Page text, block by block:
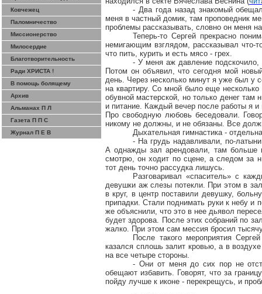
Ковчежец
Паломничество
Миссионерство
Милосердие
Благотворительность
Ради ХРИСТА !
В помощь болящему
Архив
Альманах П Л
Газета П П С
Журнал П Е В
- Два года назад знакомый
меня в частный домик, там проповедник
проблемы рассказывать, словно он меня
Теперь-то Сергей прекрасно
немигающим взглядом, рассказывал что-
что пить, курить и есть мясо - грех.
- У меня аж давление
Потом он объявил, что сегодня мой
день. Через несколько минут я уже был у
на квартиру. Со мной было еще
обувной мастерской, но только денег
и питание. Каждый вечер после работы я
Про свободную любовь беседовали.
никому не должны, и не обязаны. Все
Дыхательная гимнастика -
- На грудь надавливали, по-
А однажды зал арендовали, там больше
смотрю, он ходит по сцене, а следом за
тот день точно рассудка лишусь.
Разговаривал «спаситель» с
девушки ажслезы потекли. При этом в
в круг, в центр поставили девушку,
припадки. Стали поднимать руки к небу
же объяснили, что это в нее дьявол
будет здорова. После этих собраний по
жалко. При этом сам мессия бросил
После такого мероприятия
казался сплошь залит кровью, а в
на все четыре стороны.
- Они от меня до сих пор не
обещают избавить. Говорят, что за
пойду лучше к иконе - перекрещусь, и